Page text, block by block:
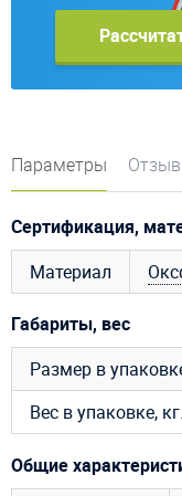
Параметры
Сертификация,
Материал
Габариты, вес
Размер в
Вес в упаковке, кг.
Общие